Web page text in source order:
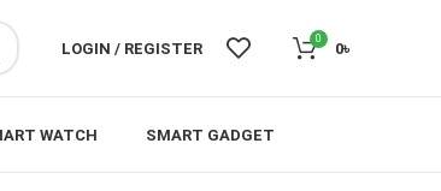
LOGIN / REGISTER
0
0৳
WATCH SMART GADGET